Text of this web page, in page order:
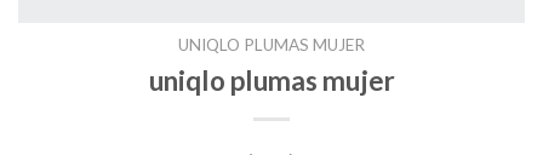
UNIQLO PLUMAS MUJER
uniqlo plumas mujer